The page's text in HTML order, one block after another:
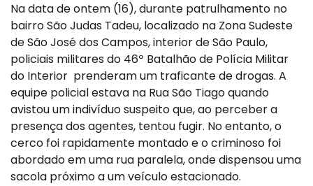
Na data de ontem (16), durante patrulhamento no
bairro São Judas Tadeu, localizado na Zona Sudeste
de São José dos Campos, interior de São Paulo,
policiais militares do 46º Batalhão de Polícia Militar
do Interior prenderam um traficante de drogas. A
equipe policial estava na Rua São Tiago quando
avistou um indivíduo suspeito que, ao perceber a
presença dos agentes, tentou fugir. No entanto, o
cerco foi rapidamente montado e o criminoso foi
abordado em uma rua paralela, onde dispensou uma
sacola próximo a um veículo estacionado.